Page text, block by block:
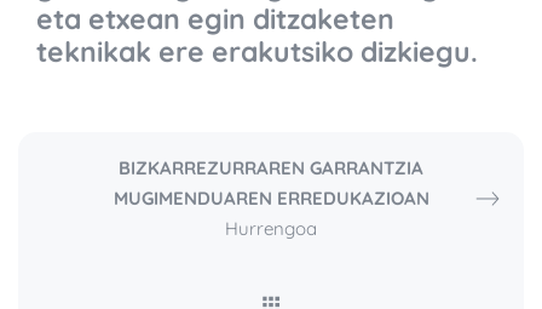
eta etxean egin ditzaketen
teknikak ere erakutsiko dizkiegu.
BIZKARREZURRAREN GARRANTZIA
MUGIMENDUAREN ERREDUKAZIOAN
Hurrengoa